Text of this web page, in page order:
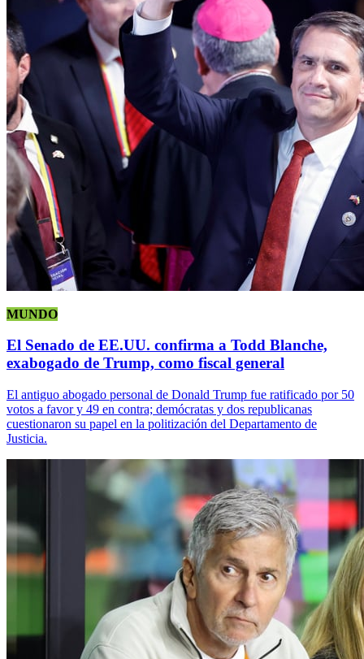
MUNDO
El Senado de EE.UU. confirma a Todd Blanche,
exabogado de Trump, como fiscal general
El antiguo abogado personal de Donald Trump fue ratificado por 50
votos a favor y 49 en contra; demócratas y dos republicanas
cuestionaron su papel en la politización del Departamento de
Justicia.